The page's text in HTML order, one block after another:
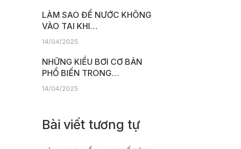
LÀM SAO ĐỂ NƯỚC KHÔNG
VÀO TAI KHI…
14/04/2025
NHỮNG KIỂU BƠI CƠ BẢN
PHỔ BIẾN TRONG…
14/04/2025
Bài viết tương tự